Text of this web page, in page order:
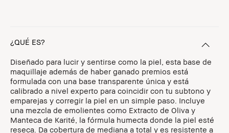
¿QUÉ ES?
Diseñado para lucir y sentirse como la piel, esta base de
maquillaje además de haber ganado premios está
formulada con una base transparente única y está
calibrado a nivel experto para coincidir con tu subtono y
emparejas y corregir la piel en un simple paso. Incluye
una mezcla de emolientes como Extracto de Oliva y
Manteca de Karité, la fórmula humecta donde la piel esté
reseca. Da cobertura de mediana a total y es resistente a